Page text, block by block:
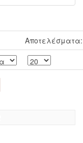
Αποτελέσματα: